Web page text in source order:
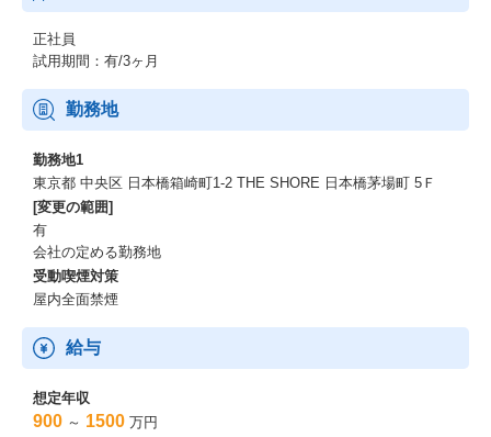
正社員
試用期間：有/3ヶ月
勤務地
勤務地1
東京都 中央区 日本橋箱崎町1-2 THE SHORE 日本橋茅場町 5Ｆ
[変更の範囲]
有
会社の定める勤務地
受動喫煙対策
屋内全面禁煙
給与
想定年収
900 ～ 1500 万円